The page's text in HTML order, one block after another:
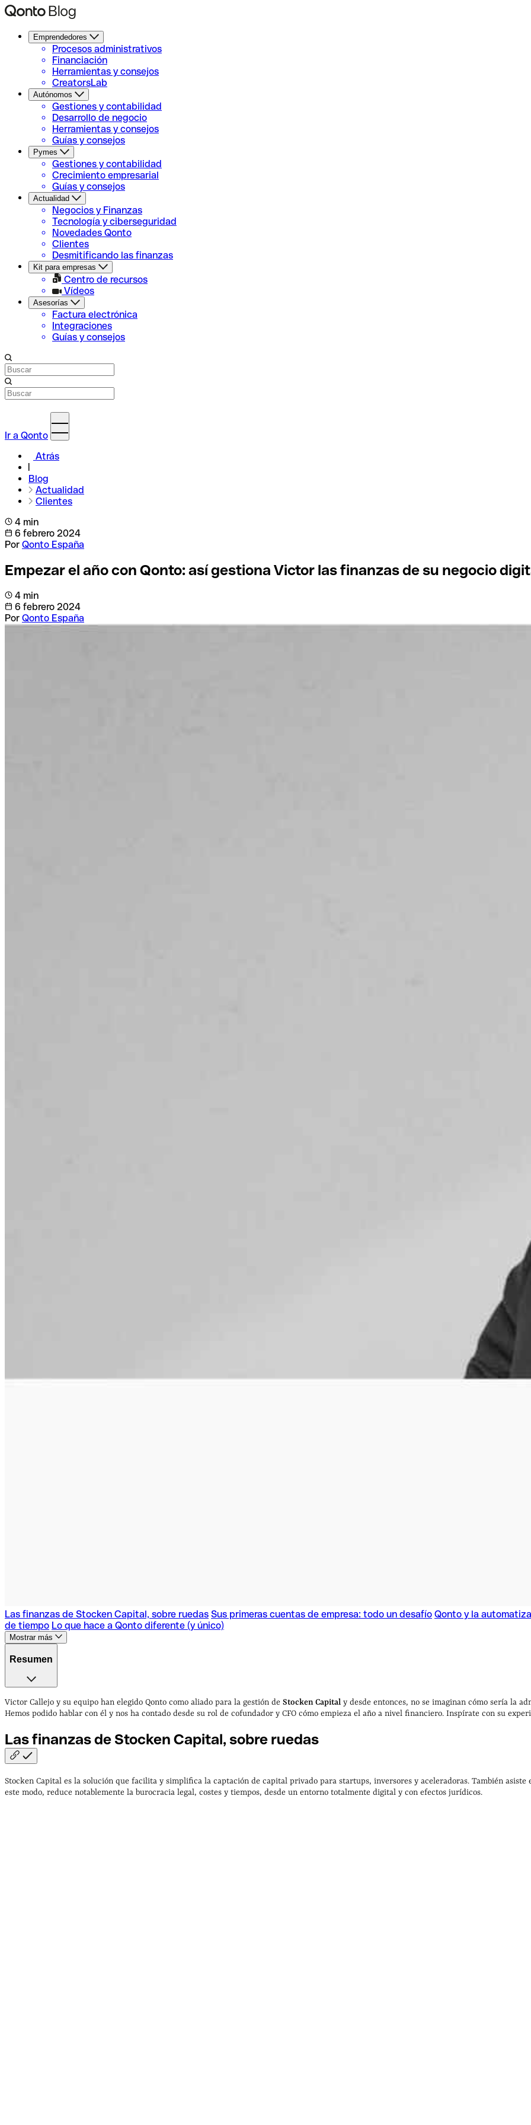
Emprendedores
Procesos administrativos
Financiación
Herramientas y consejos
CreatorsLab
Autónomos
Gestiones y contabilidad
Desarrollo de negocio
Herramientas y consejos
Guías y consejos
Pymes
Gestiones y contabilidad
Crecimiento empresarial
Guías y consejos
Actualidad
Negocios y Finanzas
Tecnología y ciberseguridad
Novedades Qonto
Clientes
Desmitificando las finanzas
Kit para empresas
Centro de recursos
Vídeos
Asesorías
Factura electrónica
Integraciones
Guías y consejos
Ir a Qonto
Atrás
Blog
Actualidad
Clientes
4 min
6 febrero 2024
Por Qonto España
Empezar el año con Qonto: así gestiona Victor las finanzas de su negocio
4 min
6 febrero 2024
Por Qonto España
Las finanzas de Stocken Capital, sobre ruedas Sus primeras cuentas de empresa: todo un desafío Qonto y la
de tiempo Lo que hace a Qonto diferente (y único)
Mostrar más
Resumen
Las finanzas de Stocken Capital, sobre ruedas
de tiempo Lo que hace a Qonto diferente (y único)
Victor Callejo y su equipo han elegido Qonto como aliado para la gestión de Stocken Capital y desde entonces, no se imaginan cómo sería la
Hemos podido hablar con él y nos ha contado desde su rol de cofundador y CFO cómo empieza el año a nivel financiero. Inspírate con su
Las finanzas de Stocken Capital, sobre ruedas
Stocken Capital es la solución que facilita y simplifica la captación de capital privado para startups, inversores y aceleradoras. También
este modo, reduce notablemente la burocracia legal, costes y tiempos, desde un entorno totalmente digital y con efectos jurídicos.